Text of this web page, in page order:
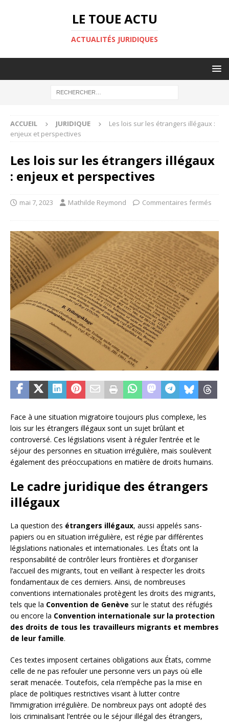
LE TOUE ACTU
ACTUALITÉS JURIDIQUES
ACCUEIL JURIDIQUE
Les lois sur les étrangers illégaux :
enjeux et perspectives
Les lois sur les étrangers illégaux
: enjeux et perspectives
mai 7, 2023 Mathilde Reymond Commentaires fermés
Face à une situation migratoire toujours plus complexe, les
lois sur les étrangers illégaux sont un sujet brûlant et
controversé. Ces législations visent à réguler l’entrée et le
séjour des personnes en situation irrégulière, mais soulèvent
également des préoccupations en matière de droits humains.
Le cadre juridique des étrangers
illégaux
La question des étrangers illégaux, aussi appelés sans-
papiers ou en situation irrégulière, est régie par différentes
législations nationales et internationales. Les États ont la
responsabilité de contrôler leurs frontières et d’organiser
l’accueil des migrants, tout en veillant à respecter les droits
fondamentaux de ces derniers. Ainsi, de nombreuses
conventions internationales protègent les droits des migrants,
tels que la Convention de Genève sur le statut des réfugiés
ou encore la Convention internationale sur la protection
des droits de tous les travailleurs migrants et membres
de leur famille.
Ces textes imposent certaines obligations aux États, comme
celle de ne pas refouler une personne vers un pays où elle
serait menacée. Toutefois, cela n’empêche pas la mise en
place de politiques restrictives visant à lutter contre
l’immigration irrégulière. De nombreux pays ont adopté des
lois criminalisant l’entrée ou le séjour illégal des étrangers,